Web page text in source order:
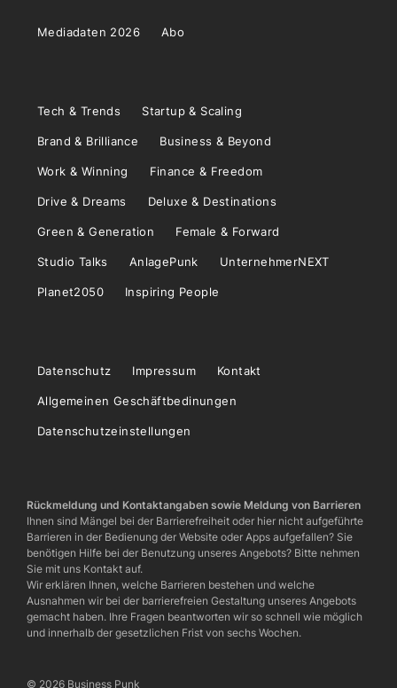
Mediadaten 2026 Abo
Tech & Trends Startup & Scaling
Brand & Brilliance Business & Beyond
Work & Winning Finance & Freedom
Drive & Dreams Deluxe & Destinations
Green & Generation Female & Forward
Studio Talks AnlagePunk UnternehmerNEXT
Planet2050 Inspiring People
Datenschutz Impressum Kontakt
Allgemeinen Geschäftbedinungen
Datenschutzeinstellungen
Rückmeldung und Kontaktangaben sowie Meldung von Barrieren
Ihnen sind Mängel bei der Barrierefreiheit oder hier nicht aufgeführte
Barrieren in der Bedienung der Website oder Apps aufgefallen? Sie
benötigen Hilfe bei der Benutzung unseres Angebots? Bitte nehmen
Sie mit uns Kontakt auf.
Wir erklären Ihnen, welche Barrieren bestehen und welche
Ausnahmen wir bei der barrierefreien Gestaltung unseres Angebots
gemacht haben. Ihre Fragen beantworten wir so schnell wie möglich
und innerhalb der gesetzlichen Frist von sechs Wochen.
© 2026 Business Punk